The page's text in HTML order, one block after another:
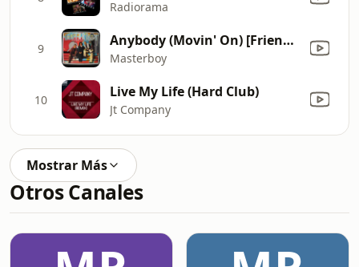
Radiorama
9 Anybody (Movin' On) [Friends Radio Edit]
Masterboy
10 Live My Life (Hard Club)
Jt Company
Mostrar Más
Otros Canales